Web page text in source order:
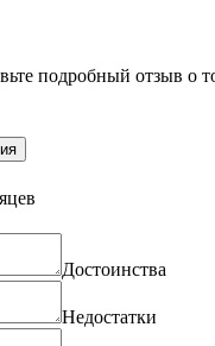
подробный отзыв о
Достоинства
Недостатки